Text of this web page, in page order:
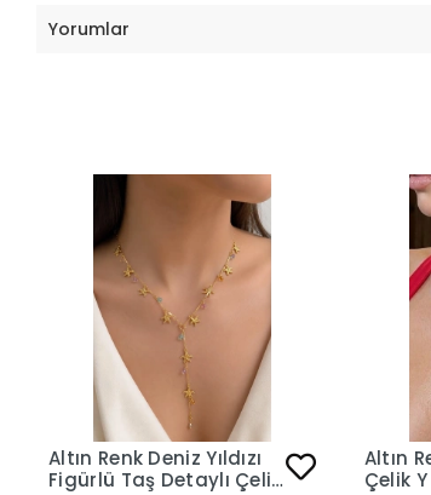
Yorumlar
Altın Renk Deniz Yıldızı
Figürlü Taş Detaylı Çelik
Altın
Çelik